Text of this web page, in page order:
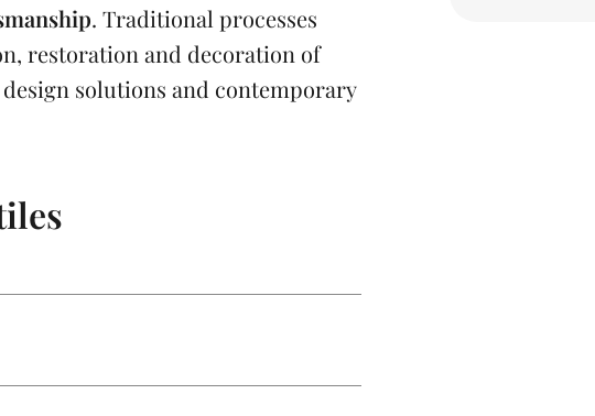
. Traditional processes
restoration and decoration of
solutions and contemporary